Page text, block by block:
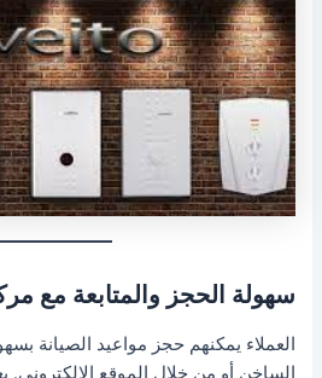
سهولة الحجز والمتابعة مع
العملاء يمكنهم حجز مواعيد الصيانة
الساخن أو من خلال الموقع الإلكتروني.